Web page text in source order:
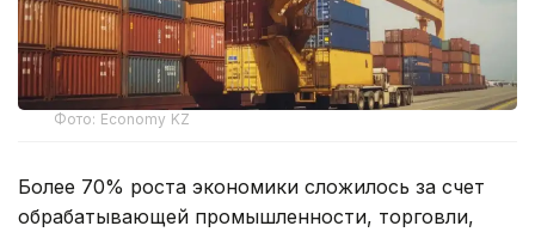
Фото: Economy KZ
Более 70% роста экономики сложилось за счет
обрабатывающей промышленности, торговли,